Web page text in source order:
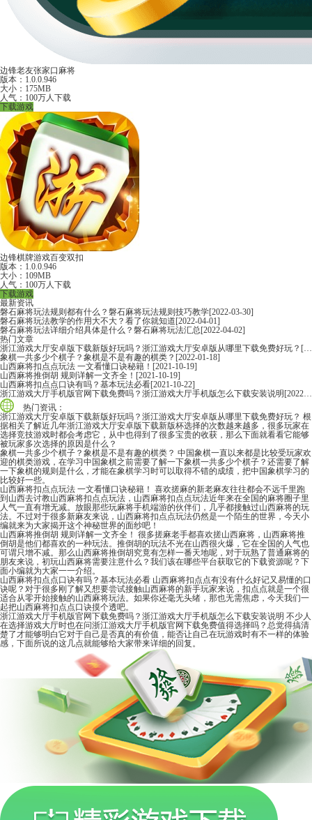
边锋老友张家口麻将
版本：1.0.0.946
大小：175MB
人气：100万人下载
下载游戏
边锋棋牌游戏百变双扣
版本：1.0.0.946
大小：109MB
人气：100万人下载
下载游戏
最新资讯
磐石麻将玩法规则都有什么？磐石麻将玩法规则技巧教学[2022-03-30]
磐石麻将玩法教学的作用大不大？看了你就知道[2022-04-01]
磐石麻将玩法详细介绍具体是什么？磐石麻将玩法汇总[2022-04-02]
热门文章
浙江游戏大厅安卓版下载新版好玩吗？浙江游戏大厅安卓版从哪里下载免费好玩？ [2022-06-16]
象棋一共多少个棋子？象棋是不是有趣的棋类？ [2022-01-18]
山西麻将扣点点玩法 一文看懂口诀秘籍！ [2021-10-19]
山西麻将推倒胡 规则详解一文齐全！ [2021-10-19]
山西麻将扣点点口诀有吗？基本玩法必看[2021-10-22]
浙江游戏大厅手机版官网下载免费吗？浙江游戏大厅手机版怎么下载安装说明 [2022-06-16]
热门资讯：
浙江游戏大厅安卓版下载新版好玩吗？浙江游戏大厅安卓版从哪里下载免费好玩？ 根
据相关了解近几年浙江游戏大厅安卓版下载新版杯选择的次数越来越多，很多玩家在
选择竞技游戏时都会考虑它，从中也得到了很多宝贵的收获，那么下面就看看它能够
被玩家多次选择的原因是什么？
象棋一共多少个棋子？象棋是不是有趣的棋类？ 中国象棋一直以来都是比较受玩家欢
迎的棋类游戏，在学习中国象棋之前需要了解一下象棋一共多少个棋子？还需要了解
一下象棋的规则是什么，才能在象棋学习时可以取得不错的成绩，把中国象棋学习的
比较好一些。
山西麻将扣点点玩法 一文看懂口诀秘籍！ 喜欢搓麻的新老麻友往往都会不远千里跑
到山西去讨教山西麻将扣点点玩法，山西麻将扣点点玩法近年来在全国的麻将圈子里
人气一直有增无减。放眼那些玩麻将手机端游的伙伴们，几乎都接触过山西麻将的玩
法。不过对于很多新麻友来说，山西麻将扣点点玩法仍然是一个陌生的世界，今天小
编就来为大家揭开这个神秘世界的面纱吧！
山西麻将推倒胡 规则详解一文齐全！ 很多搓麻老手都喜欢搓山西麻将，山西麻将推
倒胡是他们都喜欢的一种玩法。推倒胡的玩法不光在山西很火爆，它在全国的人气也
可谓只增不减。那么山西麻将推倒胡究竟有怎样一番天地呢，对于玩熟了普通麻将的
朋友来说，初玩山西麻将需要注意什么？我们该在哪些平台获取它的下载资源呢？下
面小编就为大家一一介绍。
山西麻将扣点点口诀有吗？基本玩法必看 山西麻将扣点点有没有什么好记又易懂的口
诀呢？对于很多刚了解又想要尝试接触山西麻将的新手玩家来说，扣点点就是一个很
适合从零开始接触的山西麻将玩法。如果你还毫无头绪，那也无需焦虑，今天我们一
起把山西麻将扣点点口诀摸个透吧。
浙江游戏大厅手机版官网下载免费吗？浙江游戏大厅手机版怎么下载安装说明 不少人
在选择游戏大厅时也在问浙江游戏大厅手机版官网下载免费值得选择吗？总觉得搞清
楚了才能够明白它对于自己是否真的有价值，能否让自己在玩游戏时有不一样的体验
感，下面所说的这几点就能够给大家带来详细的回复。